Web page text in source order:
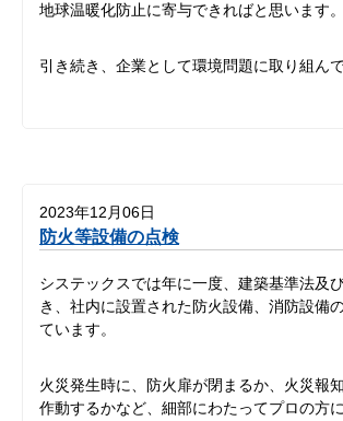
地球温暖化防止に寄与できればと思います。
引き続き、企業として環境問題に取り組ん
2023年12月06日
防火等設備の点検
システックスでは年に一度、建築基準法及
き、社内に設置された防火設備、消防設備
ています。
火災発生時に、防火扉が閉まるか、火災報
作動するかなど、細部にわたってプロの方